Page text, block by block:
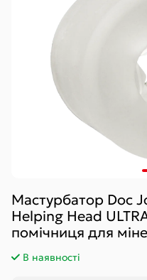
Мастурбатор Doc
Helping Head
помічниця для
В наявності